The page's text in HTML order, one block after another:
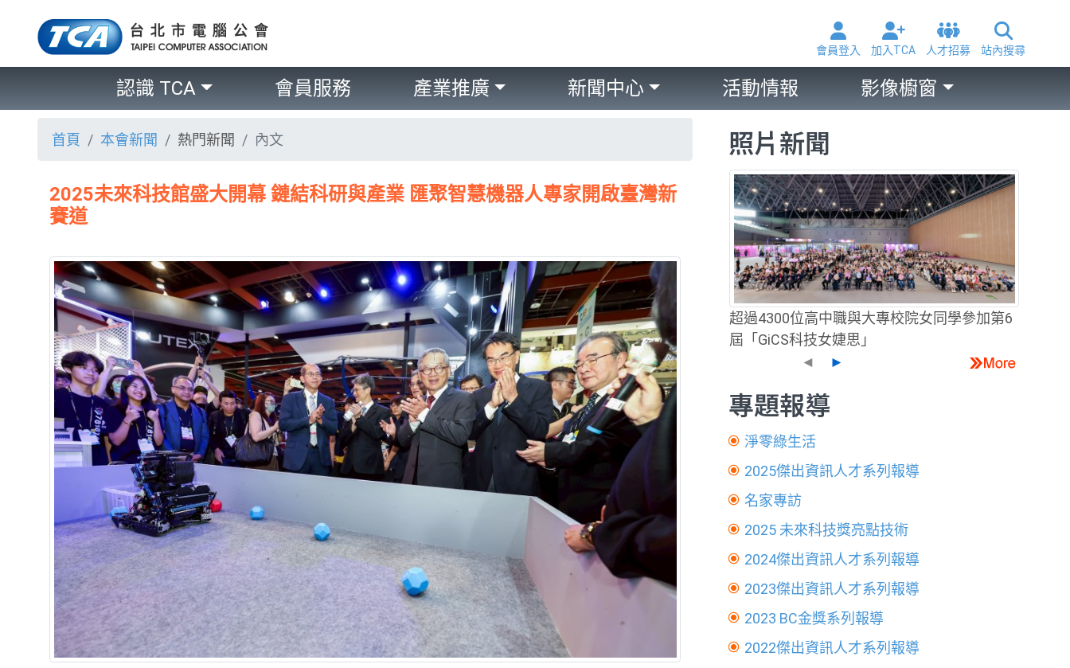
會員登入 加入TCA 人才招募 站內搜尋
認識 TCA 會員服務 產業推廣 新聞中心 活動情報 影像櫥窗
首頁 本會新聞 熱門新聞 內文
2025未來科技館盛大開幕 鏈結科研與產業 匯聚智慧機器人專家開啟臺灣新
賽道
照片新聞
超過4300位高中職與大專校院女同學參加第6
屆「GiCS科技女婕思」
◄
►
專題報導
淨零綠生活
2025傑出資訊人才系列報導
名家專訪
2025 未來科技獎亮點技術
2024傑出資訊人才系列報導
2023傑出資訊人才系列報導
2023 BC金獎系列報導
2022傑出資訊人才系列報導